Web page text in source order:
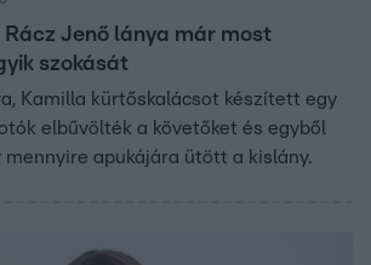
Rácz Jenő lánya már most
szokását
Kamilla kürtőskalácsot készített egy
elbűvölték a követőket és egyből
apukájára ütött a kislány.